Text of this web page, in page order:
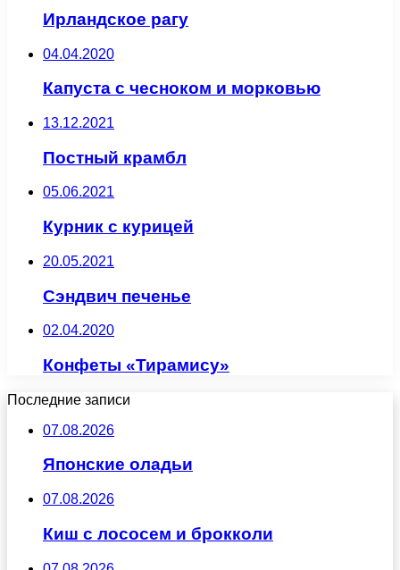
Ирландское рагу
04.04.2020
Капуста с чесноком и морковью
13.12.2021
Постный крамбл
05.06.2021
Курник с курицей
20.05.2021
Сэндвич печенье
02.04.2020
Конфеты «Тирамису»
Последние записи
07.08.2026
Японские оладьи
07.08.2026
Киш с лососем и брокколи